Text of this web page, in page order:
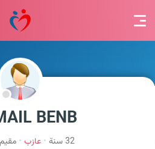
BENB
32 سنة عازب